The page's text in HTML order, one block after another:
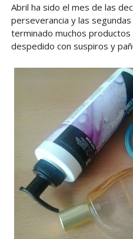
Abril ha sido el mes de las
perseverancia y las
terminado muchos
despedido con suspiros y